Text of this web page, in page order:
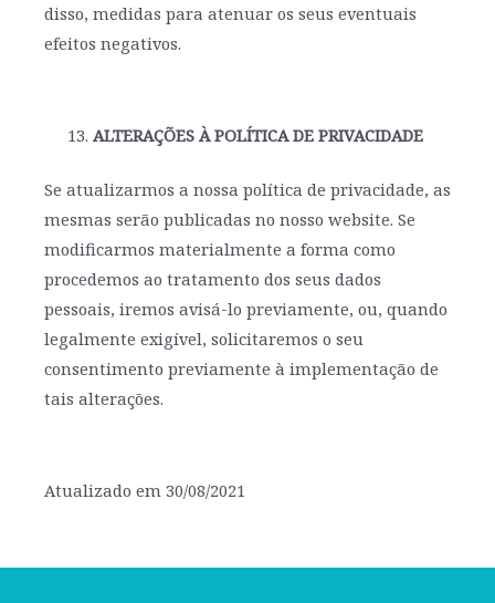
disso, medidas para atenuar os seus eventuais
efeitos negativos.
ALTERAÇÕES À POLÍTICA DE PRIVACIDADE
Se atualizarmos a nossa política de privacidade, as
mesmas serão publicadas no nosso website. Se
modificarmos materialmente a forma como
procedemos ao tratamento dos seus dados
pessoais, iremos avisá-lo previamente, ou, quando
legalmente exigível, solicitaremos o seu
consentimento previamente à implementação de
tais alterações.
Atualizado em 30/08/2021